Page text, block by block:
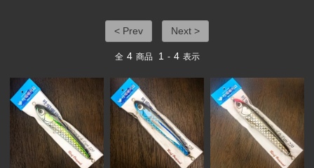
< Prev Next >
全 4 商品 1 - 4 表示